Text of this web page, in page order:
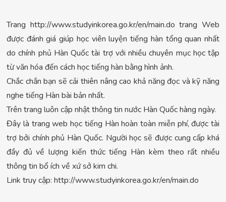
Trang http://www.studyinkorea.go.kr/en/main.do trang Web
được đánh giá giúp học viên luyện tiếng hàn tổng quan nhất
do chính phủ Hàn Quốc tài trợ với nhiều chuyên mục học tập
từ văn hóa đến cách học tiếng hàn bằng hình ảnh.
Chắc chắn bạn sẽ cải thiên nâng cao khả năng đọc và kỹ năng
nghe tiếng Hàn bài bản nhất.
Trên trang luôn cập nhật thông tin nước Hàn Quốc hàng ngày.
Đây là trang web học tiếng Hàn hoàn toàn miễn phí, được tài
trợ bởi chính phủ Hàn Quốc. Người học sẽ được cung cấp khá
đầy đủ về lượng kiến thức tiếng Hàn kèm theo rất nhiều
thông tin bổ ích về xứ sở kim chi.
Link truy cập: http://www.studyinkorea.go.kr/en/main.do